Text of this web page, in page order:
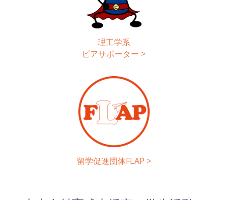
理工学系
ピアサポーター >
留学促進団体FLAP >